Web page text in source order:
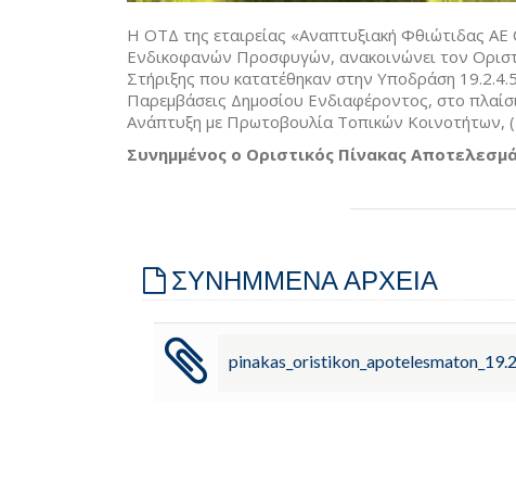
H ΟΤΔ της εταιρείας «Αναπτυξιακή Φθιώτιδας
Ενδικοφανών Προσφυγών, ανακοινώνει τον
Στήριξης που κατατέθηκαν στην Υποδράση
Παρεμβάσεις Δημοσίου Ενδιαφέροντος, στο
Ανάπτυξη με Πρωτοβουλία Τοπικών
Συνημμένος ο Οριστικός Πίνακας
ΣΥΝΗΜΜΕΝΑ ΑΡΧΕΙΑ